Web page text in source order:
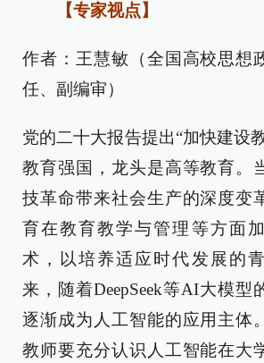
【专家视点】
作者：王慧敏（全国高校思想
任、副编审）
党的二十大报告提出“加快建设
教育强国，龙头是高等教育。
技革命带来社会生产的深度变
育在教育教学与管理等方面
术，以培养适应时代发展的
来，随着DeepSeek等AI大模型
逐渐成为人工智能的应用主体
教师要充分认识人工智能在大